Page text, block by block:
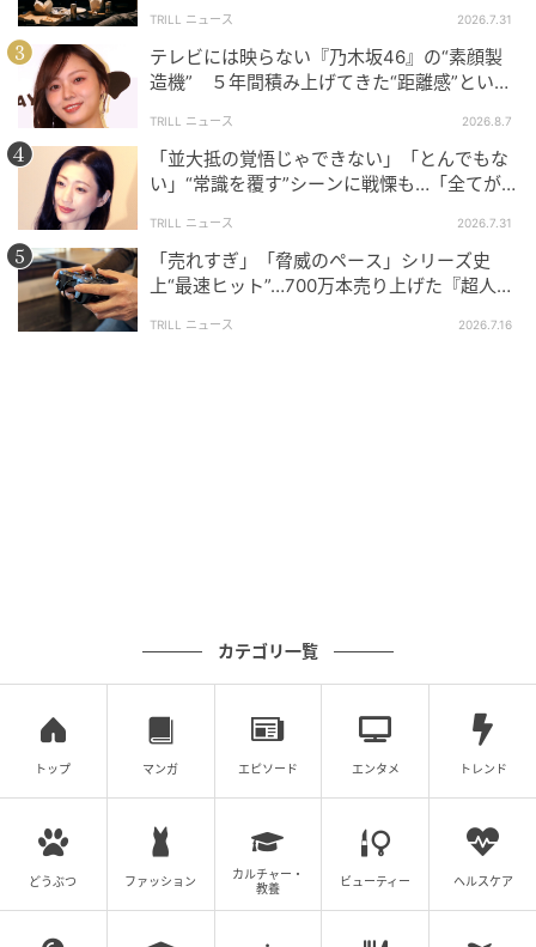
開を目指す！アルピー興味津々！【#文化人が1番やば
い】【しくじり先生】#10
［配信日時］2025年10月4日
［出演者］平子祐希（アルコ＆ピース）、酒井健太
（アルコ＆ピース）、岡村陽久（オールドルーキーサ
ウナ店長）
［番組URL］
v=Q5FyW-g_B-0
次の記事
#1 「あっ、財布忘れちゃった」「いいよ出
すよ〜！」これが全ての始まりでした
の記事をもっとみる
TRILL ニュース 2026.7.31
テレビには映らない『乃木坂46』の“素顔製
造機” ５年間積み上げてきた“距離感”という
TRILL ニュース 2026.8.7
「並大抵の覚悟じゃできない」「とんでもな
い」“常識を覆す”シーンに戦慄も…「全てが
TRILL ニュース 2026.7.31
「売れすぎ」「脅威のペース」シリーズ史
上“最速ヒット”…700万本売り上げた『超人気
TRILL ニュース 2026.7.16
カテゴリ一覧
トップ マンガ エピソード エンタメ トレンド
どうぶつ ファッション
カルチャー・
教養
ビューティー ヘルスケア